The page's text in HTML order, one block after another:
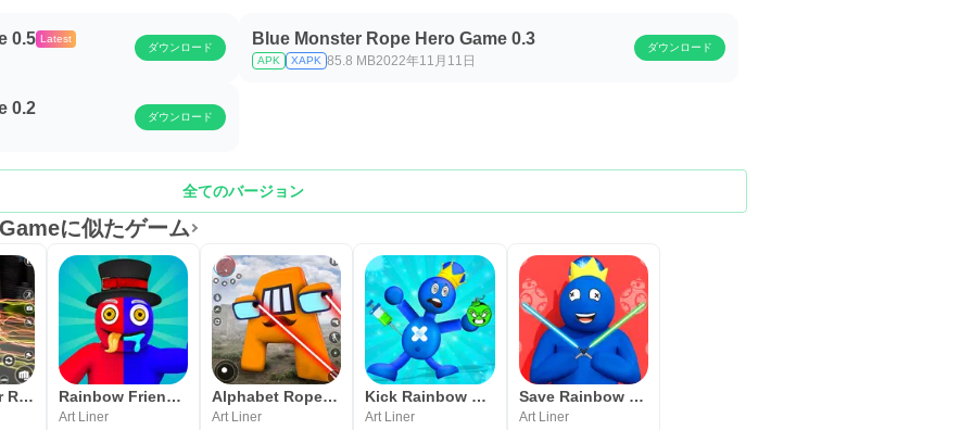
0.5 Latest
ダウンロード Blue Monster Rope Hero Game 0.3
APK XAPK 85.8 MB2022年11月11日
ダウンロード
0.2 ダウンロード
全てのバージョン
に似たゲーム
Blue Monster Rope Hero Game Rainbow Friends Survival Rope
Art Liner
Alphabet Rope Hero Game
Art Liner
Kick Rainbow Friends Blue
Art Liner
Save Rainbow Friends Blue
Art Liner